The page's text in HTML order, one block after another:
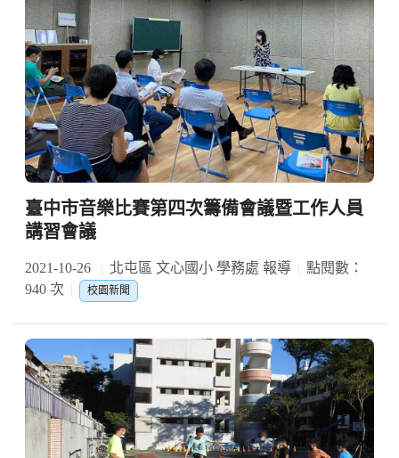
臺中市音樂比賽第四次籌備會議暨工作人員
講習會議
2021-10-26 北屯區 文心國小 學務處 報導
點閱數：
940 次
校園新聞